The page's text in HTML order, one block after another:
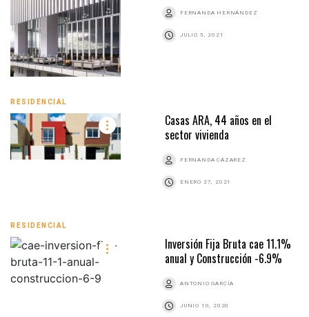
FERNANDA HERNÁNDEZ
JULIO 5, 2021
RESIDENCIAL
Casas ARA, 44 años en el
sector vivienda
FERNANDA CÁZAREZ
ENERO 27, 2021
RESIDENCIAL
Inversión Fija Bruta cae 11.1%
anual y Construcción -6.9%
ANTONIO GARCÍA
JUNIO 10, 2020